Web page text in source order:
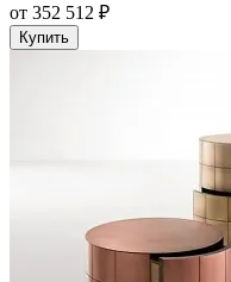
от 352 512 ₽
Купить